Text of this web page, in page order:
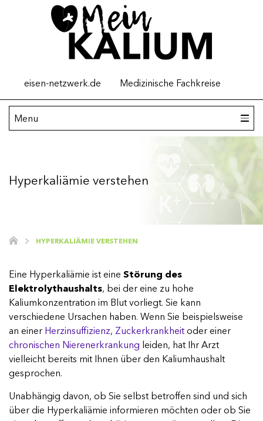
Top
menu
eisen-netzwerk.de Medizinische Fachkreise
Main
Menu
Hyperkaliämie verstehen
Suchen
Hyperkaliämie verstehen
HYPERKALIÄMIE VERSTEHEN
Eine Hyperkaliämie ist eine Störung des
Elektrolythaushalts, bei der eine zu hohe
Kaliumkonzentration im Blut vorliegt. Sie kann
verschiedene Ursachen haben. Wenn Sie beispielsweise
an einer Herzinsuffizienz, Zuckerkrankheit oder einer
chronischen Nierenerkrankung leiden, hat Ihr Arzt
vielleicht bereits mit Ihnen über den Kaliumhaushalt
gesprochen.
Unabhängig davon, ob Sie selbst betroffen sind und sich
über die Hyperkaliämie informieren möchten oder ob Sie